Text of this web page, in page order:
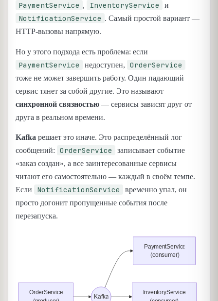
PaymentService , InventoryService и
NotificationService . Самый простой вариант —
HTTP-вызовы напрямую.
Но у этого подхода есть проблема: если
PaymentService недоступен, OrderService
тоже не может завершить работу. Один падающий
сервис тянет за собой другие. Это называют
синхронной связностью — сервисы зависят друг от
друга в реальном времени.
Kafka решает это иначе. Это распределённый лог
сообщений:
OrderService
записывает событие
«заказ создан», а все заинтересованные сервисы
читают его самостоятельно — каждый в своём темпе.
Если
NotificationService
временно упал, он
просто догонит пропущенные события после
перезапуска.